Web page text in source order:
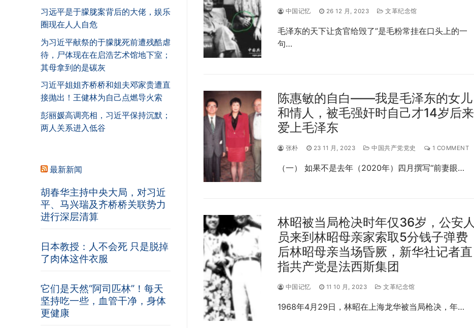
中国记忆 26 12 月, 2023 文革纪念馆
毛泽东的天下让贪官给毁了”是毛粉常挂在口头上的一
句…
陈惠敏的自白——我是毛泽东的女儿
和情人，被毛强奸时自己才14岁后来
爱上毛泽东
张朴 23 11 月, 2023 中国共产党党史 1 COMMENT
（一） 如果不是去年（2020年）四月撰写“前妻眼…
林昭被当局枪决时年仅36岁，公安人
员来到林昭母亲家索取5分钱子弹费
后林昭母亲当场昏厥，新华社记者直
指共产党是法西斯集团
中国记忆 11 10 月, 2023 文革纪念馆
1968年4月29日，林昭在上海龙华被当局枪决，年…
习远平是于朦胧案背后的大佬，娱乐
圈现在人人自危
为习近平献祭的于朦胧死前遭残酷虐
待，尸体现在在启浩艺术馆地下室；
其母拿到的是碳灰
习近平姐姐齐桥桥和姐夫邓家贵遭直
接抛出！王健林为自己点燃导火索
彭丽媛高调亮相，习近平保持沉默；
两人关系进入低谷
最新新闻
胡春华主持中央大局，对习近
平、马兴瑞及齐桥桥关联势力
进行深层清算
日本教授：人不会死 只是脱掉
了肉体这件衣服
它们是天然“阿司匹林”！每天
坚持吃一些，血管干净，身体
更健康